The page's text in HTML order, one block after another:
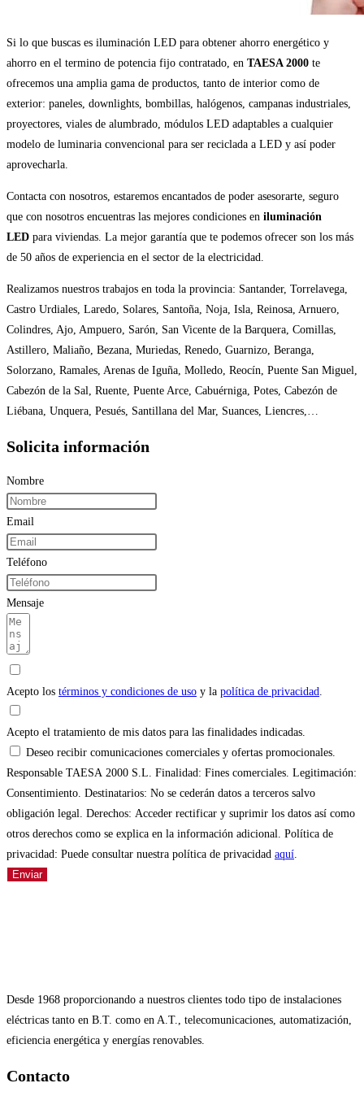
Si lo que buscas es iluminación LED para obtener ahorro energético y
ahorro en el termino de potencia fijo contratado, en TAESA 2000 te
ofrecemos una amplia gama de productos, tanto de interior como de
exterior: paneles, downlights, bombillas, halógenos, campanas industriales,
proyectores, viales de alumbrado, módulos LED adaptables a cualquier
modelo de luminaria convencional para ser reciclada a LED y así poder
aprovecharla.
Contacta con nosotros, estaremos encantados de poder asesorarte, seguro
que con nosotros encuentras las mejores condiciones en iluminación
LED para viviendas. La mejor garantía que te podemos ofrecer son los más
de 50 años de experiencia en el sector de la electricidad.
Realizamos nuestros trabajos en toda la provincia: Santander, Torrelavega,
Castro Urdiales, Laredo, Solares, Santoña, Noja, Isla, Reinosa, Arnuero,
Colindres, Ajo, Ampuero, Sarón, San Vicente de la Barquera, Comillas,
Astillero, Maliaño, Bezana, Muriedas, Renedo, Guarnizo, Beranga,
Solorzano, Ramales, Arenas de Iguña, Molledo, Reocín, Puente San Miguel,
Cabezón de la Sal, Ruente, Puente Arce, Cabuérniga, Potes, Cabezón de
Liébana, Unquera, Pesués, Santillana del Mar, Suances, Liencres,…
Solicita información
Nombre
Email
Teléfono
Mensaje
Acepto los términos y condiciones de uso y la política de privacidad.
Acepto el tratamiento de mis datos para las finalidades indicadas.
Deseo recibir comunicaciones comerciales y ofertas promocionales.
Responsable TAESA 2000 S.L. Finalidad: Fines comerciales. Legitimación:
Consentimiento. Destinatarios: No se cederán datos a terceros salvo
obligación legal. Derechos: Acceder rectificar y suprimir los datos así como
otros derechos como se explica en la información adicional. Política de
privacidad: Puede consultar nuestra política de privacidad aquí.
Enviar
Desde 1968 proporcionando a nuestros clientes todo tipo de instalaciones
eléctricas tanto en B.T. como en A.T., telecomunicaciones, automatización,
eficiencia energética y energías renovables.
Contacto